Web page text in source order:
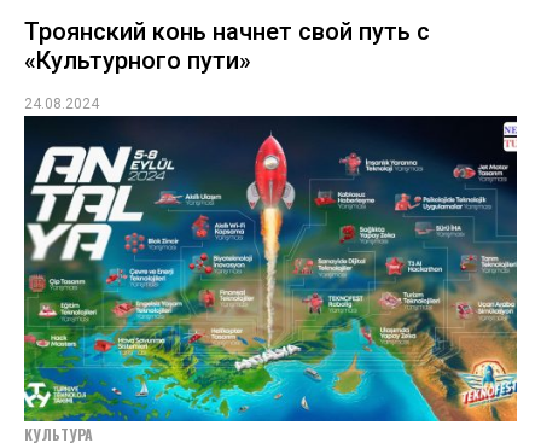
Троянский конь начнет свой путь с
«Культурного пути»
24.08.2024
КУЛЬТУРА